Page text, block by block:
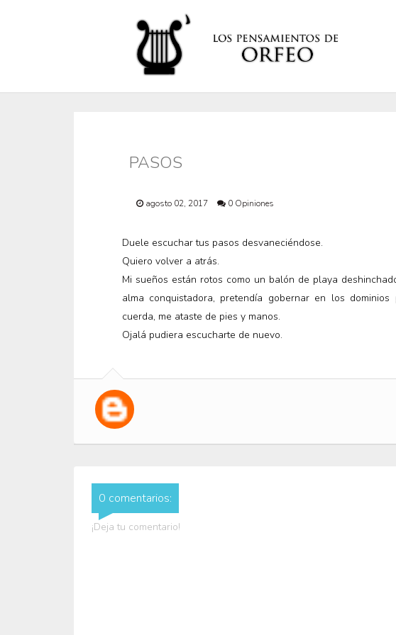
PASOS
agosto 02, 2017 0 Opiniones
Duele escuchar tus pasos desvaneciéndose.
Quiero volver a atrás.
Mi sueños están rotos como un balón de playa
alma conquistadora, pretendía gobernar en los
cuerda, me ataste de pies y manos.
Ojalá pudiera escucharte de nuevo.
0 comentarios:
¡Deja tu comentario!